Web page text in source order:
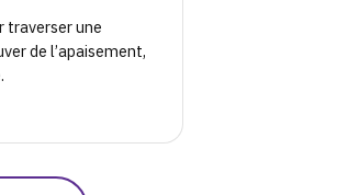
traverser une
de l’apaisement,